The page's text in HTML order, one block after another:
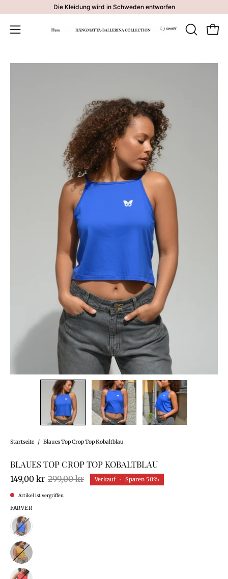
Die Kleidung wird in Schweden entworfen
Navigationsmenü
Startseite / Blaues Top Crop Top Kobaltblau
BLAUES TOP CROP TOP KOBALTBLAU
149,00 kr 299,00 kr Verkauf • Sparen 50%
Artikel ist vergriffen
FARVER